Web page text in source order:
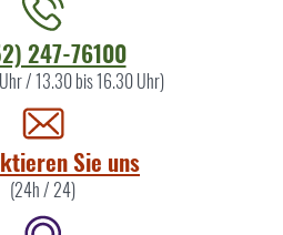
247-76100
/ 13.30 bis 16.30 Uhr)
Sie uns
(24h / 24)